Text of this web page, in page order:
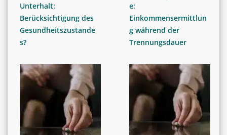
Unterhalt:
Berücksichtigung des
Gesundheitszustande
s?
e:
Einkommensermittlun
g während der
Trennungsdauer